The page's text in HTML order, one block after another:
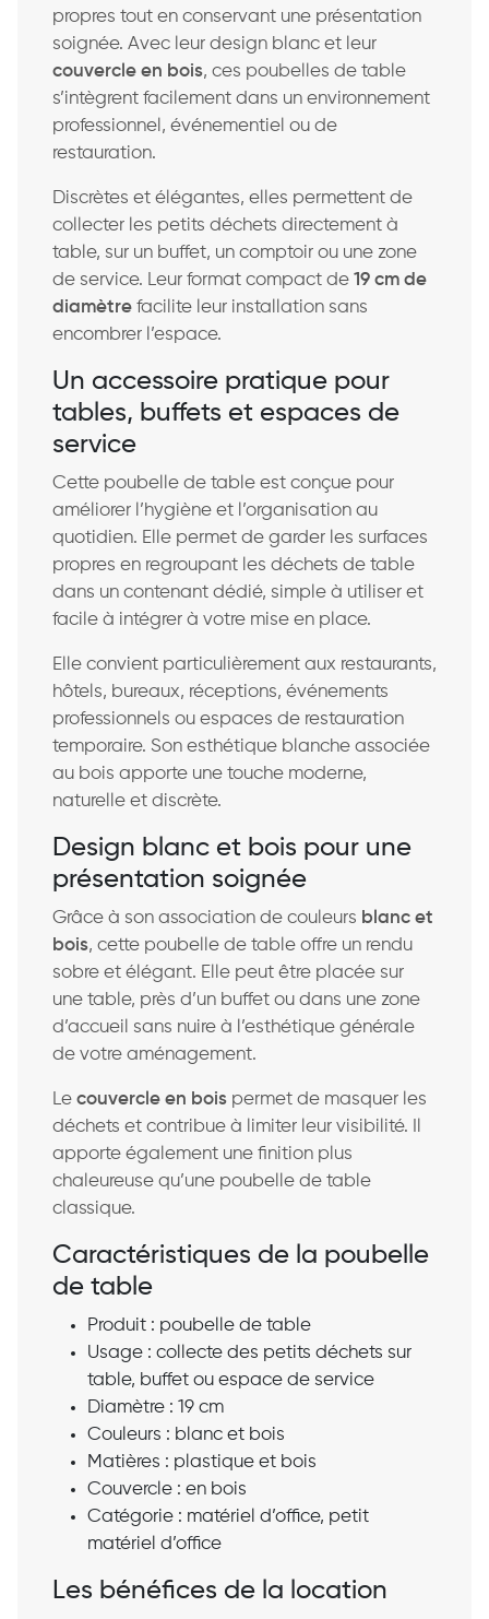
propres tout en conservant une présentation
soignée. Avec leur design blanc et leur
couvercle en bois, ces poubelles de table
s’intègrent facilement dans un environnement
professionnel, événementiel ou de
restauration.
Discrètes et élégantes, elles permettent de
collecter les petits déchets directement à
table, sur un buffet, un comptoir ou une zone
de service. Leur format compact de 19 cm de
diamètre facilite leur installation sans
encombrer l’espace.
Un accessoire pratique pour
tables, buffets et espaces de
service
Cette poubelle de table est conçue pour
améliorer l’hygiène et l’organisation au
quotidien. Elle permet de garder les surfaces
propres en regroupant les déchets de table
dans un contenant dédié, simple à utiliser et
facile à intégrer à votre mise en place.
Elle convient particulièrement aux restaurants,
hôtels, bureaux, réceptions, événements
professionnels ou espaces de restauration
temporaire. Son esthétique blanche associée
au bois apporte une touche moderne,
naturelle et discrète.
Design blanc et bois pour une
présentation soignée
Grâce à son association de couleurs blanc et
bois, cette poubelle de table offre un rendu
sobre et élégant. Elle peut être placée sur
une table, près d’un buffet ou dans une zone
d’accueil sans nuire à l’esthétique générale
de votre aménagement.
Le couvercle en bois permet de masquer les
déchets et contribue à limiter leur visibilité. Il
apporte également une finition plus
chaleureuse qu’une poubelle de table
classique.
Caractéristiques de la poubelle
de table
Produit : poubelle de table
Usage : collecte des petits déchets sur
table, buffet ou espace de service
Diamètre : 19 cm
Couleurs : blanc et bois
Matières : plastique et bois
Couvercle : en bois
Catégorie : matériel d’office, petit
matériel d’office
Les bénéfices de la location